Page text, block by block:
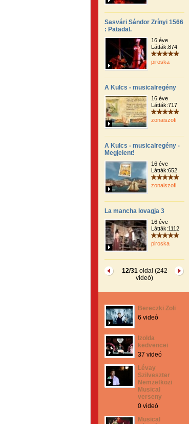
Sasvári Sándor Zrínyi 1566
: Patadal.
16 éve
Látták:874
piroska
A Kulcs - musicalregény
16 éve
Látták:717
zonaiszofi
A Kulcs - musicalregény -
Megjelent!
16 éve
Látták:652
zonaiszofi
La mancha lovagja 3
16 éve
Látták:1112
piroska
12/31oldal (242
videó)
Bereczki Zoli
6 videó
Izolda
kedvencei
37 videó
Lévay
Szilveszter
Nemzetközi
Musical
verseny
0 videó
Musical